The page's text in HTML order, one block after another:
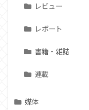
レビュー
レポート
書籍・雑誌
連載
媒体